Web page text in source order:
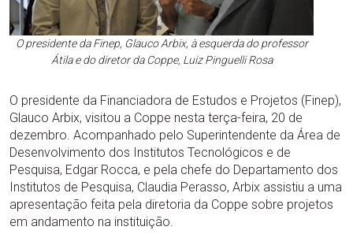
O presidente da Finep, Glauco Arbix, à esquerda do professor
Átila e do diretor da Coppe, Luiz Pinguelli Rosa
O presidente da Financiadora de Estudos e Projetos (Finep),
Glauco Arbix, visitou a Coppe nesta terça-feira, 20 de
dezembro. Acompanhado pelo Superintendente da Área de
Desenvolvimento dos Institutos Tecnológicos e de
Pesquisa, Edgar Rocca, e pela chefe do Departamento dos
Institutos de Pesquisa, Claudia Perasso, Arbix assistiu a uma
apresentação feita pela diretoria da Coppe sobre projetos
em andamento na instituição.